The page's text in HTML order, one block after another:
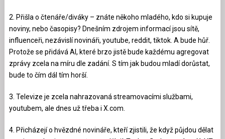
2. Přišla o čtenáře/diváky – znáte někoho mladého, kdo si kupuje
noviny, nebo časopisy? Dnešním zdrojem informací jsou sítě,
influenceři, nezávislí novináři, youtube, reddit, tiktok. A bude hůř.
Protože se přidává AI, které brzo jistě bude každému agregovat
zprávy zcela na míru dle zadání. S tím jak budou mladí dorůstat,
bude to čím dál tím horší.
3. Televize je zcela nahrazovaná streamovacími službami,
youtubem, ale dnes už třeba i X.com.
4. Přicházejí o hvězdné novináře, kteří zjistili, že když půjdou dělat